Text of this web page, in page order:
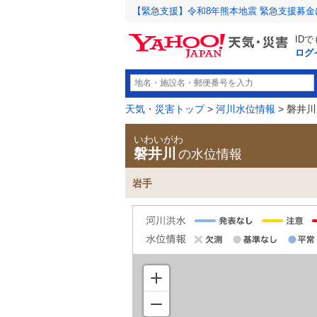
【緊急支援】令和8年熊本地震 緊急支援募
ID
ログ
天気・災害トップ> 河川水位情報 > 磐井川
いわいがわ
磐井川 の水位情報
岩手